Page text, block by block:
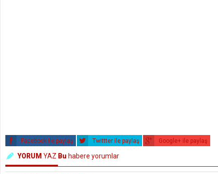
Facebook ile paylaş Twittter ile paylaş Google+ ile paylaş
YORUM YAZ Bu habere yorumlar